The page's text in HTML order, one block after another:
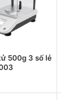
500g 3 số lẻ